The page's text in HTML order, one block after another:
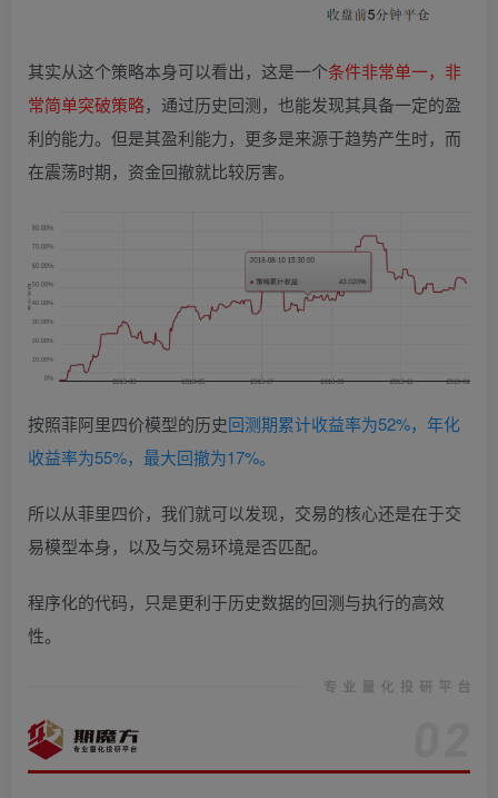
其实从这个策略本身可以看出，这是一个条件非常单一，非
常简单突破策略，通过历史回测，也能发现其具备一定的盈
利的能力。但是其盈利能力，更多是来源于趋势产生时，而
在震荡时期，资金回撤就比较厉害。
按照菲阿里四价模型的历史回测期累计收益率为52%，年化
收益率为55%，最大回撤为17%。
所以从菲里四价，我们就可以发现，交易的核心还是在于交
易模型本身，以及与交易环境是否匹配。
程序化的代码，只是更利于历史数据的回测与执行的高效
性。